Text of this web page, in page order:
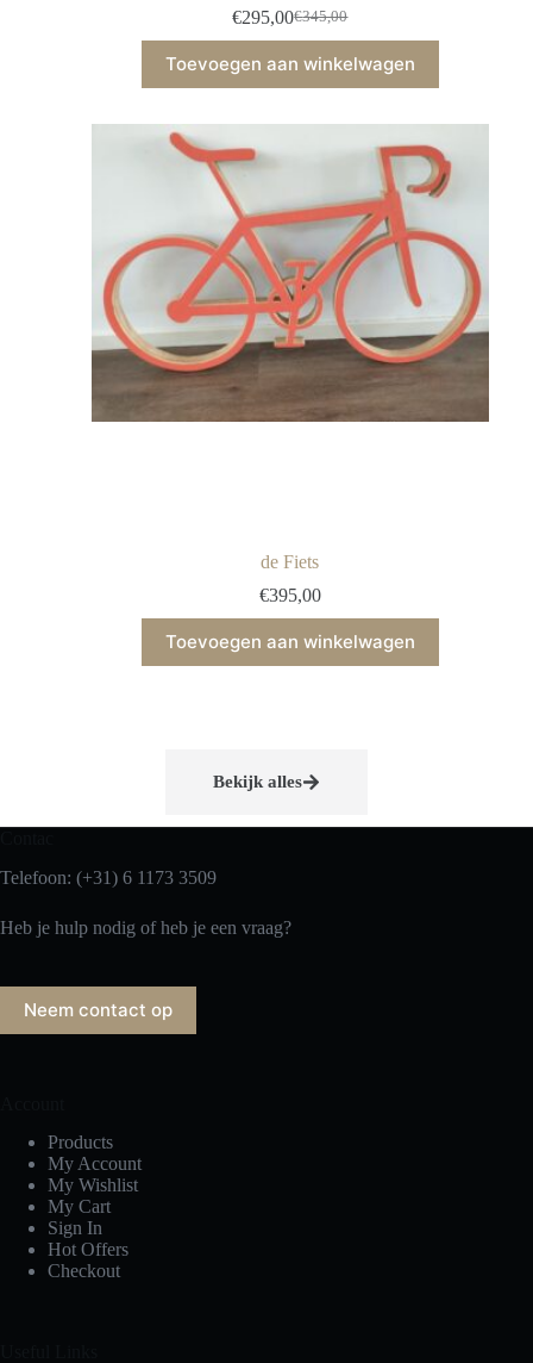
€345,00
€295,00
Toevoegen aan winkelwagen
de Fiets
€395,00
Toevoegen aan winkelwagen
Bekijk alles
Telefoon: (+31) 6 1173 3509
Heb je hulp nodig of heb je een vraag?
Neem contact op
Products
My Account
My Wishlist
My Cart
Sign In
Hot Offers
Checkout